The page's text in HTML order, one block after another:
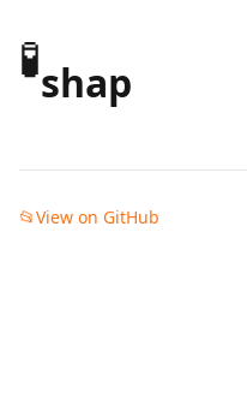
🧪shap
📂View on GitHub